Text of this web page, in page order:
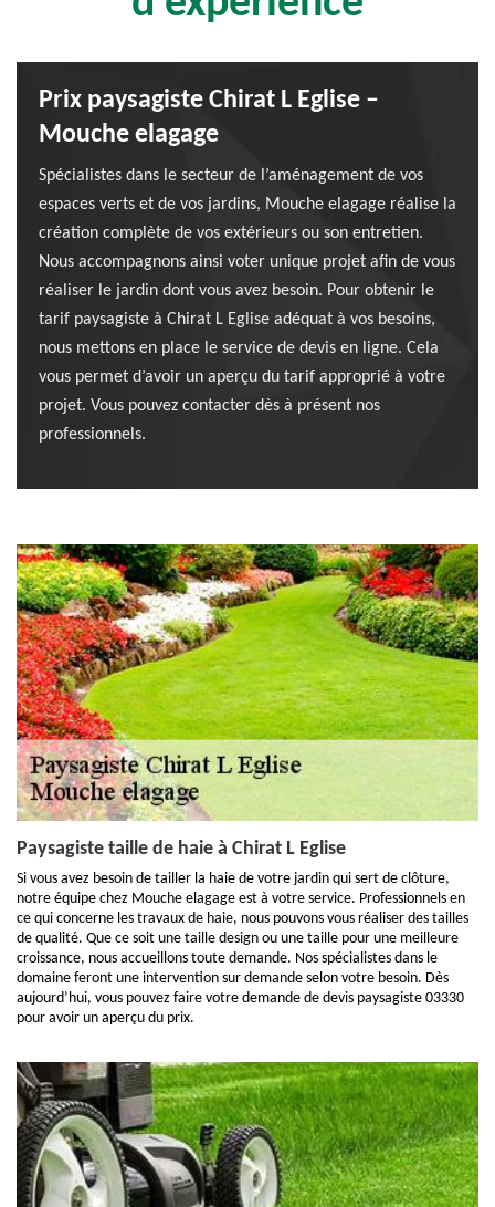
Prix paysagiste Chirat L Eglise –
Mouche elagage
Spécialistes dans le secteur de l’aménagement de vos
espaces verts et de vos jardins, Mouche elagage réalise la
création complète de vos extérieurs ou son entretien.
Nous accompagnons ainsi voter unique projet afin de vous
réaliser le jardin dont vous avez besoin. Pour obtenir le
tarif paysagiste à Chirat L Eglise adéquat à vos besoins,
nous mettons en place le service de devis en ligne. Cela
vous permet d’avoir un aperçu du tarif approprié à votre
projet. Vous pouvez contacter dès à présent nos
professionnels.
Paysagiste taille de haie à Chirat L Eglise
Si vous avez besoin de tailler la haie de votre jardin qui sert de clôture,
notre équipe chez Mouche elagage est à votre service. Professionnels en
ce qui concerne les travaux de haie, nous pouvons vous réaliser des tailles
de qualité. Que ce soit une taille design ou une taille pour une meilleure
croissance, nous accueillons toute demande. Nos spécialistes dans le
domaine feront une intervention sur demande selon votre besoin. Dès
aujourd’hui, vous pouvez faire votre demande de devis paysagiste 03330
pour avoir un aperçu du prix.